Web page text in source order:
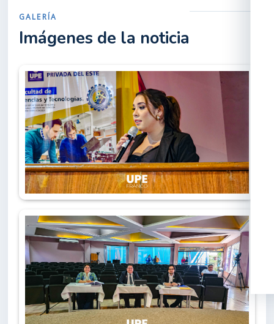
GALERÍA
Imágenes de la noticia